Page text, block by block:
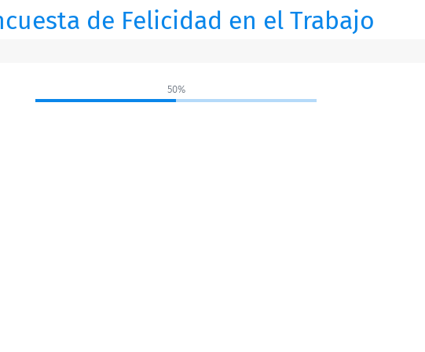
de Felicidad en el Trabajo
50%